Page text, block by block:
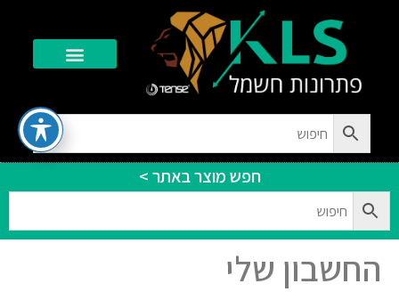
חפש מוצר באתר >
החשבון שלי